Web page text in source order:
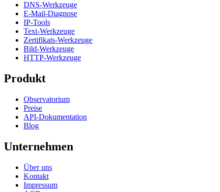
DNS-Werkzeuge
E-Mail-Diagnose
IP-Tools
Text-Werkzeuge
Zertifikats-Werkzeuge
Bild-Werkzeuge
HTTP-Werkzeuge
Produkt
Observatorium
Preise
API-Dokumentation
Blog
Unternehmen
Über uns
Kontakt
Impressum